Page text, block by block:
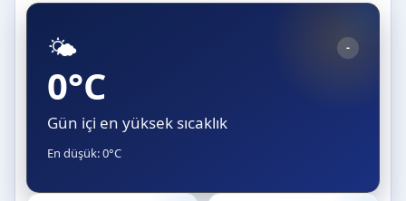
🌤️ -
0°C
Gün içi en yüksek sıcaklık
En düşük: 0°C